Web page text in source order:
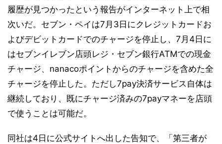
履歴が見つかったという報告がインターネット上で相
次いだ。セブン・ペイは7月3日にクレジットカードお
よびデビットカードでのチャージを停止し、7月4日に
はセブンイレブン店頭レジ・セブン銀行ATMでの現金
チャージ、nanacoポイントからのチャージを含めた全
チャージを停止した。ただし7pay決済サービス自体は
継続しており、既にチャージ済みの7payマネーを店頭
で使うことは可能だ。
同社は4日に公式サイトへ出した告知で、「第三者が